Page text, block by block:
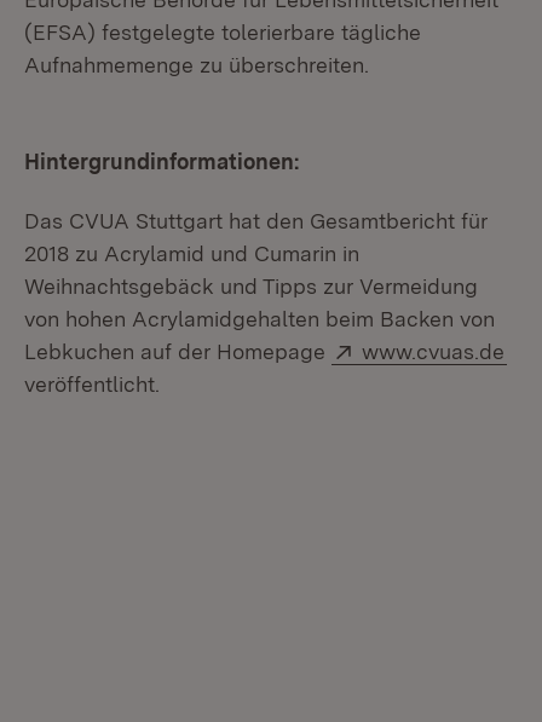
(EFSA) festgelegte tolerierbare tägliche
Aufnahmemenge zu überschreiten.
Hintergrundinformationen:
Das CVUA Stuttgart hat den Gesamtbericht für
2018 zu Acrylamid und Cumarin in
Weihnachtsgebäck und Tipps zur Vermeidung
von hohen Acrylamidgehalten beim Backen von
Lebkuchen auf der Homepage
Extern:
www.cvuas.de
veröffentlicht.